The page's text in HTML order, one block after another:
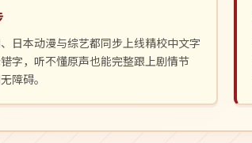
日本动漫与综艺都同步上线精校中文字
字，听不懂原声也能完整跟上剧情节
障碍。